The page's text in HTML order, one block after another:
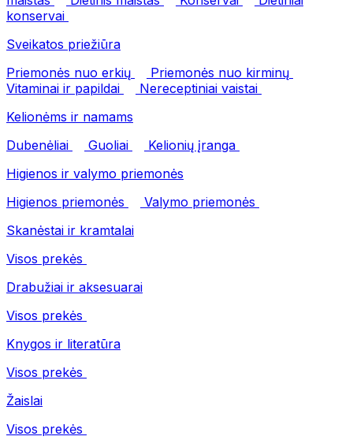
konservai
Sveikatos priežiūra
Priemonės nuo erkių
Priemonės nuo kirminų
Vitaminai ir papildai
Nereceptiniai vaistai
Kelionėms ir namams
Dubenėliai
Guoliai
Kelionių įranga
Higienos ir valymo priemonės
Higienos priemonės
Valymo priemonės
Skanėstai ir kramtalai
Visos prekės
Drabužiai ir aksesuarai
Visos prekės
Knygos ir literatūra
Visos prekės
Žaislai
Visos prekės